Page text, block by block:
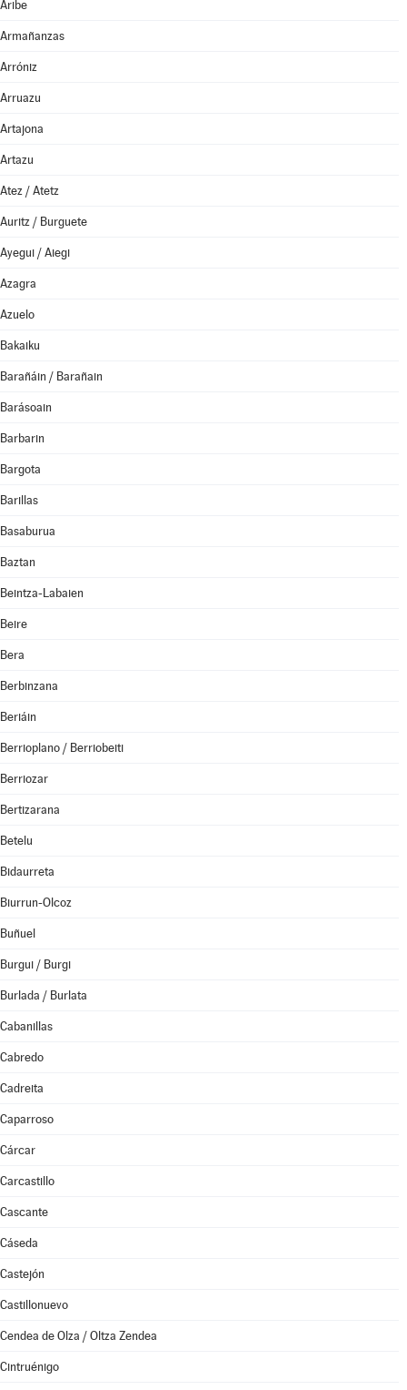
Aribe
Armañanzas
Arróniz
Arruazu
Artajona
Artazu
Atez / Atetz
Auritz / Burguete
Ayegui / Aiegi
Azagra
Azuelo
Bakaiku
Barañáin / Barañain
Barásoain
Barbarin
Bargota
Barillas
Basaburua
Baztan
Beintza-Labaien
Beire
Bera
Berbinzana
Beriáin
Berrioplano / Berriobeiti
Berriozar
Bertizarana
Betelu
Bidaurreta
Biurrun-Olcoz
Buñuel
Burgui / Burgi
Burlada / Burlata
Cabanillas
Cabredo
Cadreita
Caparroso
Cárcar
Carcastillo
Cascante
Cáseda
Castejón
Castillonuevo
Cendea de Olza / Oltza Zendea
Cintruénigo